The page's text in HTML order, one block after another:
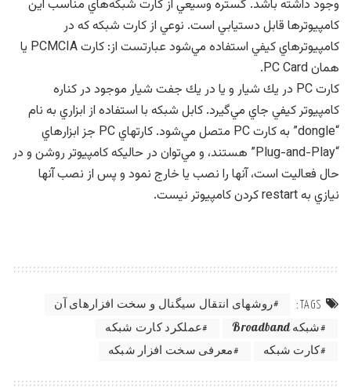
وجود داشته باشد. گستره وسيعي از كارت شبكه‌هاي مناسب اين
كامپيوترها قابل دستيابي است. نوعي از كارت شبكه كه در
كامپيوترهاي كيفي استفاده مي‌شود عبارتست از: كارت PCMCIA يا
همان PC Card.
كارت PC در يك شيار و يا در يك جفت شيار موجود در كناره
كامپيوتر كيفي جاي مي‌گيرد. كابل شبكه با استفاده از ابزاري به نام
“dongle” به كارت PC متصل مي‌شود. كارتهاي PC جز ابزارهاي
“Plug-and-Play” هستند، و مي‌توان در حاليكه كامپيوتر روشن و در
حال فعاليت است، آنها را نصب يا خارج نمود و پس از نصب آنها
نيازي به restart كردن كامپيوتر نيست.
TAGS:
روشهای انتقال سیگنال و سخت افزارهای آن
شبكه Broadband
عملکرد كارت شبكه
كارت شبكه
معرفی سخت افزار شبکه